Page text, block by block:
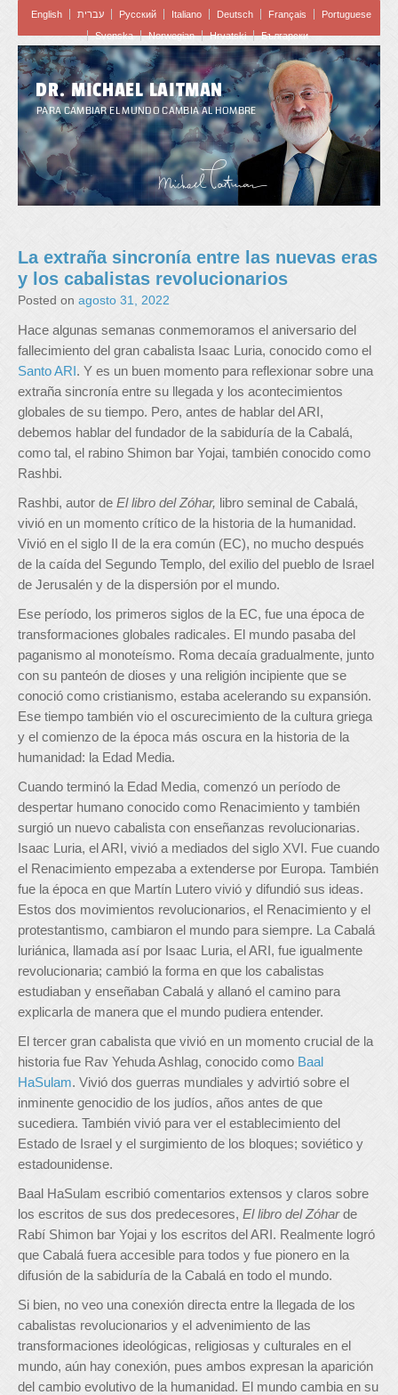
English עברית Pусский Italiano Deutsch Français
Portuguese
Svenska
Norwegian Hrvatski Български
DR. MICHAEL LAITMAN
PARA CAMBIAR EL MUNDO CAMBIA AL HOMBRE
La extraña sincronía entre las nuevas eras
y los cabalistas revolucionarios
Posted on agosto 31, 2022
Hace algunas semanas conmemoramos el aniversario del
fallecimiento del gran cabalista Isaac Luria, conocido como el
Santo ARI. Y es un buen momento para reflexionar sobre una
extraña sincronía entre su llegada y los acontecimientos
globales de su tiempo. Pero, antes de hablar del ARI,
debemos hablar del fundador de la sabiduría de la Cabalá,
como tal, el rabino Shimon bar Yojai, también conocido como
Rashbi.
Rashbi, autor de El libro del Zóhar, libro seminal de Cabalá,
vivió en un momento crítico de la historia de la humanidad.
Vivió en el siglo II de la era común (EC), no mucho después
de la caída del Segundo Templo, del exilio del pueblo de Israel
de Jerusalén y de la dispersión por el mundo.
Ese período, los primeros siglos de la EC, fue una época de
transformaciones globales radicales. El mundo pasaba del
paganismo al monoteísmo. Roma decaía gradualmente, junto
con su panteón de dioses y una religión incipiente que se
conoció como cristianismo, estaba acelerando su expansión.
Ese tiempo también vio el oscurecimiento de la cultura griega
y el comienzo de la época más oscura en la historia de la
humanidad: la Edad Media.
Cuando terminó la Edad Media, comenzó un período de
despertar humano conocido como Renacimiento y también
surgió un nuevo cabalista con enseñanzas revolucionarias.
Isaac Luria, el ARI, vivió a mediados del siglo XVI. Fue cuando
el Renacimiento empezaba a extenderse por Europa. También
fue la época en que Martín Lutero vivió y difundió sus ideas.
Estos dos movimientos revolucionarios, el Renacimiento y el
protestantismo, cambiaron el mundo para siempre. La Cabalá
luriánica, llamada así por Isaac Luria, el ARI, fue igualmente
revolucionaria; cambió la forma en que los cabalistas
estudiaban y enseñaban Cabalá y allanó el camino para
explicarla de manera que el mundo pudiera entender.
El tercer gran cabalista que vivió en un momento crucial de la
historia fue Rav Yehuda Ashlag, conocido como Baal
HaSulam. Vivió dos guerras mundiales y advirtió sobre el
inminente genocidio de los judíos, años antes de que
sucediera. También vivió para ver el establecimiento del
Estado de Israel y el surgimiento de los bloques; soviético y
estadounidense.
Baal HaSulam escribió comentarios extensos y claros sobre
los escritos de sus dos predecesores, El libro del Zóharde
Rabí Shimon bar Yojai y los escritos del ARI. Realmente logró
que Cabalá fuera accesible para todos y fue pionero en la
difusión de la sabiduría de la Cabalá en todo el mundo.
Si bien, no veo una conexión directa entre la llegada de los
cabalistas revolucionarios y el advenimiento de las
transformaciones ideológicas, religiosas y culturales en el
mundo, aún hay conexión, pues ambos expresan la aparición
del cambio evolutivo de la humanidad. El mundo cambia en su